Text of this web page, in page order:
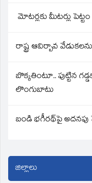
మోటర్లకు మీటర్లు పెట్టం
రాష్ట్ర ఆవిర్బావ
బొక్కతింటూ.. పుట్టిన
లొంగుబాటు
బండి భగీరథ్‌పై అదనపు